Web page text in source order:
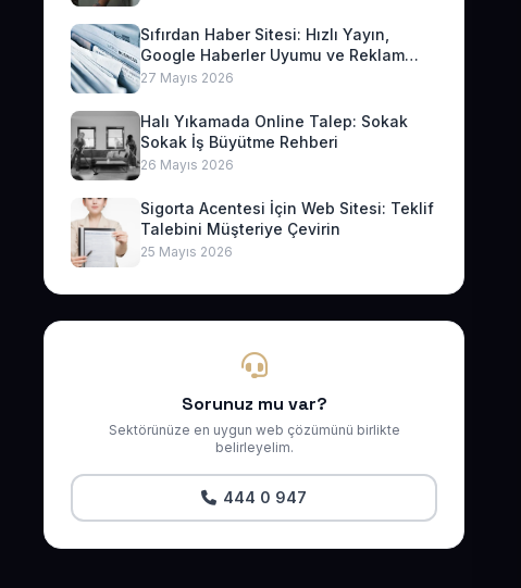
Sıfırdan Haber Sitesi: Hızlı Yayın,
Google Haberler Uyumu ve Reklam
Geliri
27 Mayıs 2026
Halı Yıkamada Online Talep: Sokak
Sokak İş Büyütme Rehberi
26 Mayıs 2026
Sigorta Acentesi İçin Web Sitesi: Teklif
Talebini Müşteriye Çevirin
25 Mayıs 2026
Sorunuz mu var?
Sektörünüze en uygun web çözümünü birlikte
belirleyelim.
444 0 947